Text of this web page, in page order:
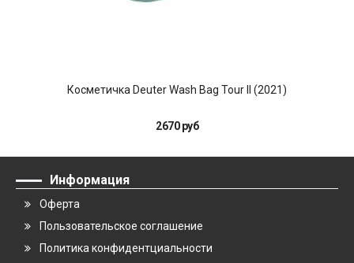
Косметичка Deuter Wash Bag Tour II (2021)
2670 руб
Информация
Оферта
Пользовательское соглашение
Политика конфидентциальности